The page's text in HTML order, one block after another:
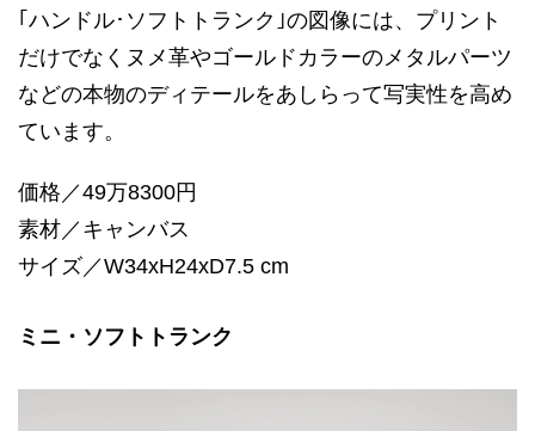
｢ハンドル･ソフトトランク｣の図像には、プリント
だけでなくヌメ革やゴールドカラーのメタルパーツ
などの本物のディテールをあしらって写実性を高め
ています。
価格／49万8300円
素材／キャンバス
サイズ／W34xH24xD7.5 cm
ミニ・ソフトトランク